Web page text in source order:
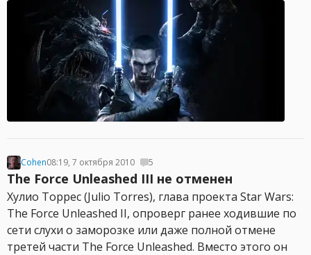
Cohen08:19, 7 октября 2010 5
The Force Unleashed III не отменен
Хулио Торрес (Julio Torres), глава проекта Star Wars:
The Force Unleashed II, опроверг ранее ходившие по
сети слухи о заморозке или даже полной отмене
третей части The Force Unleashed. Вместо этого он